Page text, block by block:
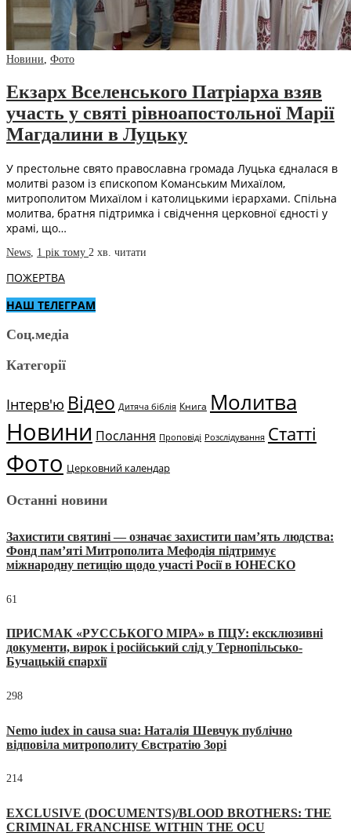
Новини, Фото
Екзарх Вселенського Патріарха взяв
участь у святі рівноапостольної Марії
Магдалини в Луцьку
У престольне свято православна громада Луцька єдналася в
молитві разом із єпископом Команським Михаїлом,
митрополитом Михаїлом і католицькими ієрархами. Спільна
молитва, братня підтримка і свідчення церковної єдності у
храмі, що…
News, 1 рік тому 2 хв. читати
ПОЖЕРТВА
НАШ ТЕЛЕГРАМ
Соц.медіа
Категорії
Інтерв'ю Відео Дитяча біблія Книга Молитва
Новини Послання Проповіді Розслідування Статті
Фото Церковний календар
Останні новини
Захистити святині — означає захистити пам’ять людства:
Фонд пам’яті Митрополита Мефодія підтримує
міжнародну петицію щодо участі Росії в ЮНЕСКО
61
ПРИСМАК «РУССЬКОГО МІРА» в ПЦУ: ексклюзивні
документи, вирок і російський слід у Тернопільсько-
Бучацькій єпархії
298
Nemo iudex in causa sua: Наталія Шевчук публічно
відповіла митрополиту Євстратію Зорі
214
EXCLUSIVE (DOCUMENTS)/BLOOD BROTHERS: THE
CRIMINAL FRANCHISE WITHIN THE OCU